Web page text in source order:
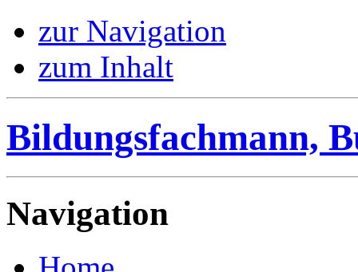
zur Navigation
zum Inhalt
Bildungsfachmann,
Navigation